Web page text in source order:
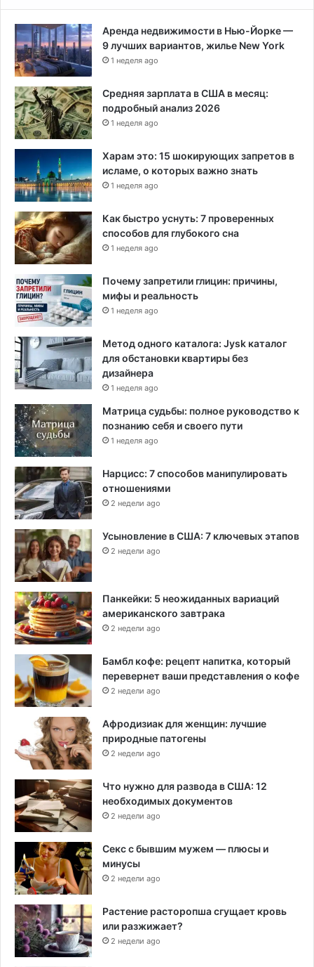
Аренда недвижимости в Нью-Йорке —
9 лучших вариантов, жилье New York
1 неделя ago
Средняя зарплата в США в месяц:
подробный анализ 2026
1 неделя ago
Харам это: 15 шокирующих запретов в
исламе, о которых важно знать
1 неделя ago
Как быстро уснуть: 7 проверенных
способов для глубокого сна
1 неделя ago
Почему запретили глицин: причины,
мифы и реальность
1 неделя ago
Метод одного каталога: Jysk каталог
для обстановки квартиры без
дизайнера
1 неделя ago
Матрица судьбы: полное руководство к
познанию себя и своего пути
1 неделя ago
Нарцисс: 7 способов манипулировать
отношениями
2 недели ago
Усыновление в США: 7 ключевых этапов
2 недели ago
Панкейки: 5 неожиданных вариаций
американского завтрака
2 недели ago
Бамбл кофе: рецепт напитка, который
перевернет ваши представления о кофе
2 недели ago
Афродизиак для женщин: лучшие
природные патогены
2 недели ago
Что нужно для развода в США: 12
необходимых документов
2 недели ago
Секс с бывшим мужем — плюсы и
минусы
2 недели ago
Растение расторопша сгущает кровь
или разжижает?
2 недели ago